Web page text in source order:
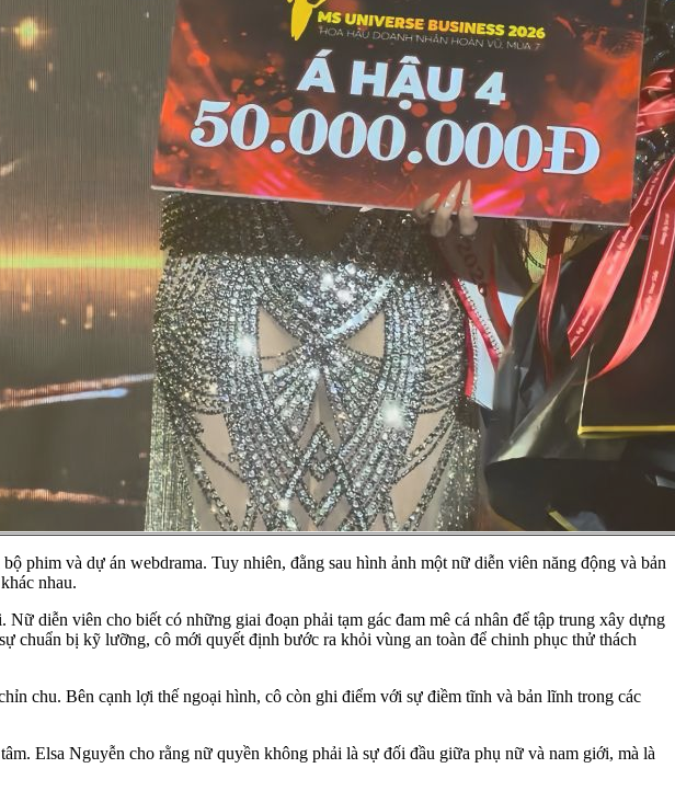
phim và dự án webdrama. Tuy nhiên, đằng sau hình ảnh một nữ diễn viên năng động và bản
nhau.
diễn viên cho biết có những giai đoạn phải tạm gác đam mê cá nhân để tập trung xây dựng
chuẩn bị kỹ lưỡng, cô mới quyết định bước ra khỏi vùng an toàn để chinh phục thử thách
chu. Bên cạnh lợi thế ngoại hình, cô còn ghi điểm với sự điềm tĩnh và bản lĩnh trong các
Elsa Nguyễn cho rằng nữ quyền không phải là sự đối đầu giữa phụ nữ và nam giới, mà là